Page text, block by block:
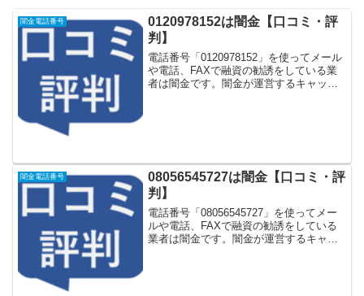
闇金電話番号
0120978152は闇金【口コミ・評
判】
電話番号「0120978152」を使ってメール
や電話、FAXで融資の勧誘をしている業
者は闇金です。闇金が運営するキャッシ
闇金電話番号
08056545727は闇金【口コミ・評
判】
電話番号「08056545727」を使ってメー
ルや電話、FAXで融資の勧誘をしている
業者は闇金です。闇金が運営するキャッ